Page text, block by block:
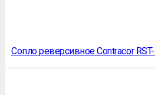
Сопло реверсивное Contracor